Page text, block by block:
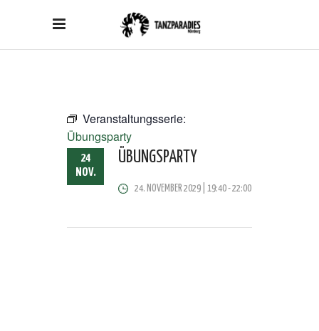
Veranstaltungsserie:
Übungsparty
24
NOV.
ÜBUNGSPARTY
24. NOVEMBER 2029 | 19:40-22:00